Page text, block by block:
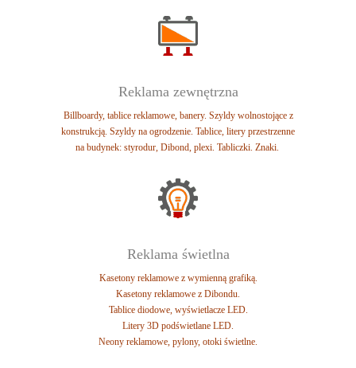
Reklama zewnętrzna
Billboardy, tablice reklamowe, banery. Szyldy wolnostojące z
konstrukcją. Szyldy na ogrodzenie. Tablice, litery przestrzenne
na budynek: styrodur, Dibond, plexi. Tabliczki. Znaki.
Reklama świetlna
Kasetony reklamowe z wymienną grafiką.
Kasetony reklamowe z Dibondu.
Tablice diodowe, wyświetlacze LED.
Litery 3D podświetlane LED.
Neony reklamowe, pylony, otoki świetlne.